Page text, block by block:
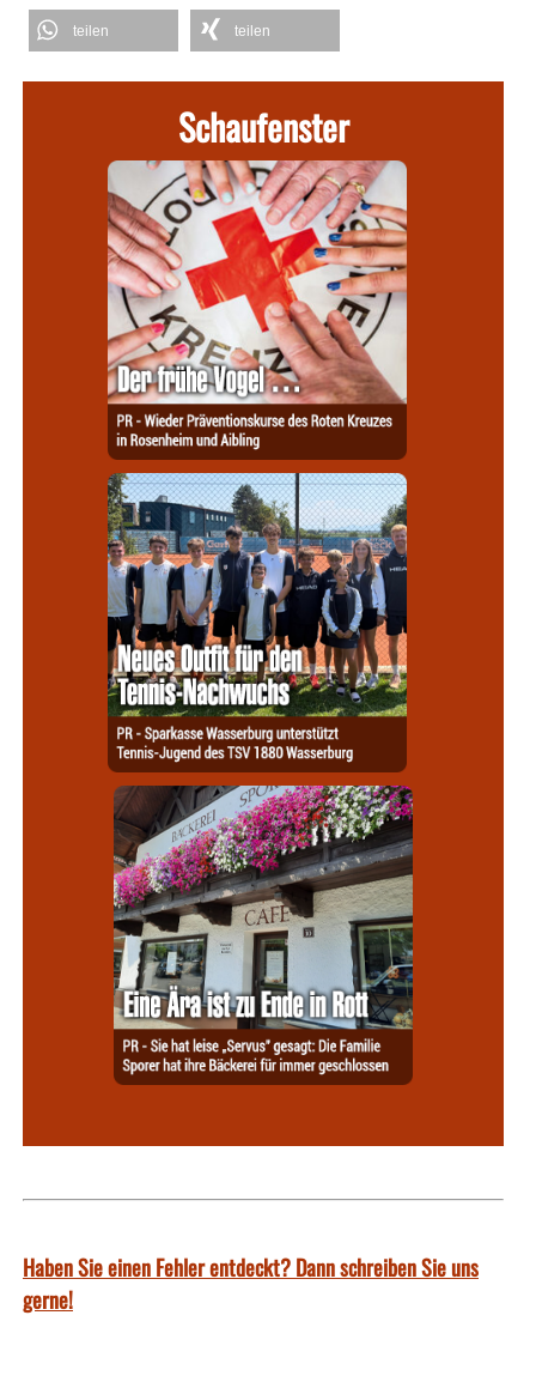
teilen teilen
Schaufenster
Haben Sie einen Fehler entdeckt? Dann schreiben Sie uns
gerne!